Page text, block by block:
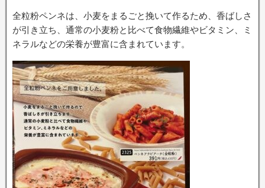
全粒粉ペンネは、小麦をまるごと挽いて作るため、香ばしさ
が引き立ち、通常の小麦粉と比べて食物繊維やビタミン、ミ
ネラルなどの栄養が豊富に含まれています。